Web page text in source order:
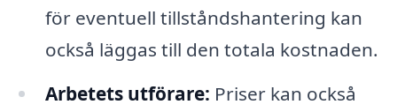
för eventuell tillståndshantering kan
också läggas till den totala kostnaden.
Arbetets utförare: Priser kan också